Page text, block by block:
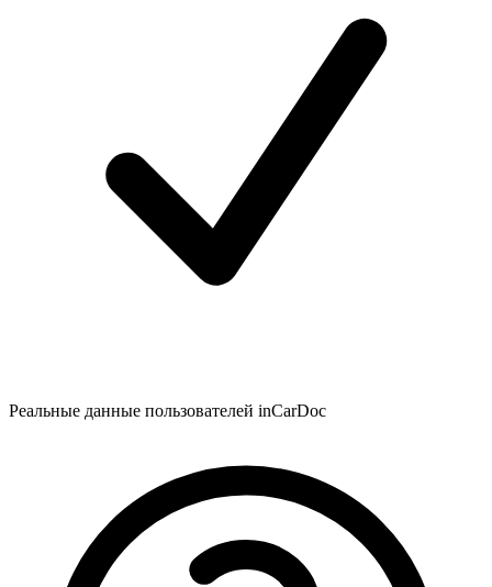
Реальные данные пользователей inCarDoc